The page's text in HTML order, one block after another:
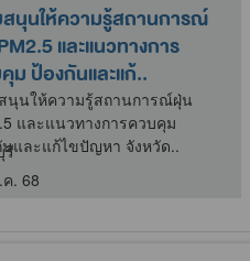
ถานการณ์
างการ
..
นการณ์ฝุ่น
รควบคุม
จังหวัด..
ตรวจสอบ
สถานที่กำ
จังหวัดก
ตรวจสอบกา
กำจัดขยะมูล
กาญจนบุรี